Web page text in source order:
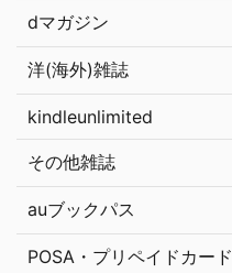
dマガジン
洋(海外)雑誌
kindleunlimited
その他雑誌
auブックパス
POSA・プリペイドカード